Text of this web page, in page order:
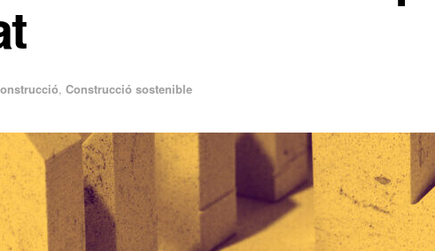
,Construcció sostenible